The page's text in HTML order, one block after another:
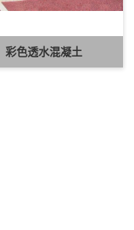
彩色透水混凝土